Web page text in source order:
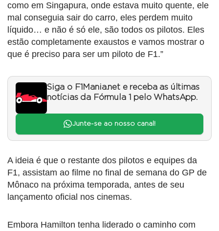
como em Singapura, onde estava muito quente, ele
mal conseguia sair do carro, eles perdem muito
líquido… e não é só ele, são todos os pilotos. Eles
estão completamente exaustos e vamos mostrar o
que é preciso para ser um piloto de F1.”
Siga o F1Mania.net e receba as últimas
notícias da Fórmula 1 pelo WhatsApp.
Junte-se ao nosso canal!
A ideia é que o restante dos pilotos e equipes da
F1, assistam ao filme no final de semana do GP de
Mônaco na próxima temporada, antes de seu
lançamento oficial nos cinemas.
Embora Hamilton tenha liderado o caminho com